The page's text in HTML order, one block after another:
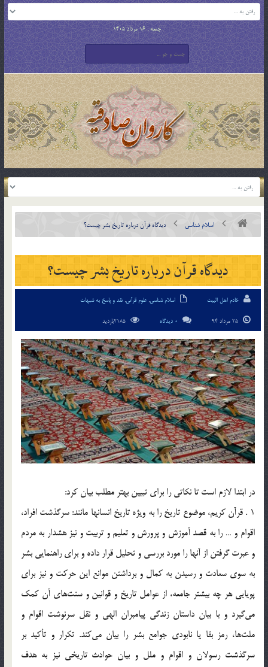
جمعه , 16 مرداد 1405
اسلام شناسی ديدگاه قرآن درباره تاريخ بشر چيست؟
ديدگاه قرآن درباره تاريخ بشر چيست؟
خادم اهل البیت اسلام شناسی,علوم قرآنی, نقد و پاسخ به شبهات
0 دیدگاه
در ابتدا لازم است تا نکاتي را براي تبيين بهتر مطلب بيان کرد:
1 . قرآن كريم، موضوع تاريخ را به ويژه تاريخ انسانها مانند: سرگذشت افراد،
اقوام و … را به قصد آموزش و پرورش و تعليم و تربيت و نيز هشدار به مردم
و عبرت گرفتن از آنها را مورد بررسي و تحليل قرار داده و براي راهنمايي بشر
به سوي سعادت و رسيدن به كمال و برداشتن موانع اين حركت و نيز براي
پويايي هر چه بيشتر جامعه، از عوامل تاريخ و قوانين و سنت‌هاي آن كمك
مي‌گيرد و با بيان داستان زندگي پيامبران الهي و نقل سرنوشت اقوام و
ملت‌ها، رمز بقا يا نابودي جوامع بشر را بيان مي‌كند. تكرار و تأكيد بر
سرگذشت رسولان و اقوام و ملل و بيان حوادث تاريخي نيز به هدف